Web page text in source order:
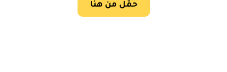
حمّل من هنا